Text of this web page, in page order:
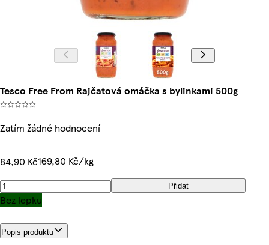
Tesco Free From Rajčatová omáčka s bylinkami 500g
Zatím žádné hodnocení
84,90 Kč169,80 Kč/kg
Přidat
Bez lepku
Popis produktu